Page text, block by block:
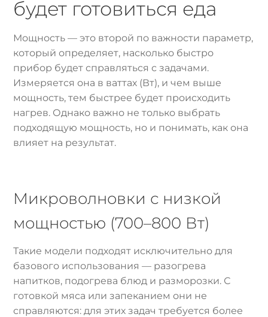
будет готовиться еда
Мощность — это второй по важности параметр,
который определяет, насколько быстро
прибор будет справляться с задачами.
Измеряется она в ваттах (Вт), и чем выше
мощность, тем быстрее будет происходить
нагрев. Однако важно не только выбрать
подходящую мощность, но и понимать, как она
влияет на результат.
Микроволновки с низкой
мощностью (700–800 Вт)
Такие модели подходят исключительно для
базового использования — разогрева
напитков, подогрева блюд и разморозки. С
готовкой мяса или запеканием они не
справляются: для этих задач требуется более